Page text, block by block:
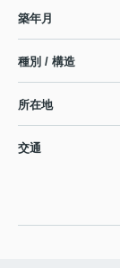
築年月
種別 / 構造
所在地
交通